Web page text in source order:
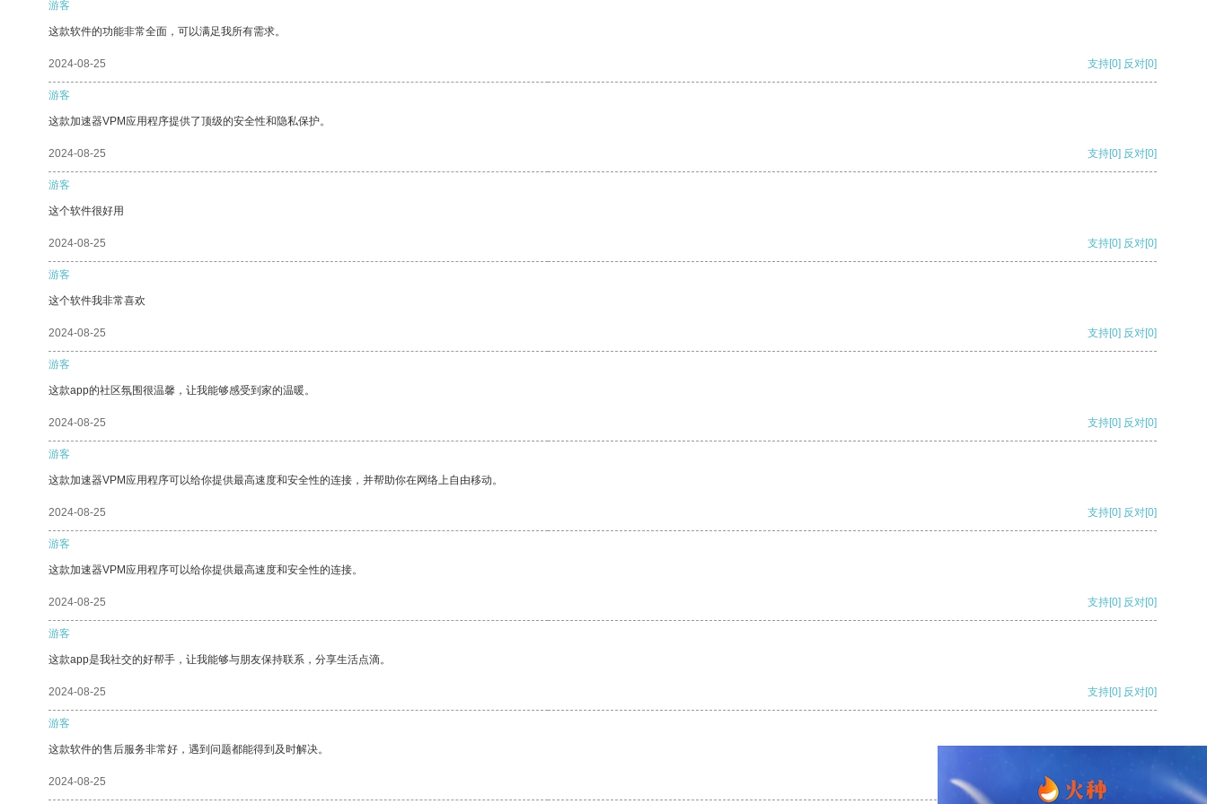
游客
这款软件的功能非常全面，可以满足我所有需求。
2024-08-25 支持[0] 反对[0]
游客
这款加速器VPM应用程序提供了顶级的安全性和隐私保护。
2024-08-25 支持[0] 反对[0]
游客
这个软件很好用
2024-08-25 支持[0] 反对[0]
游客
这个软件我非常喜欢
2024-08-25 支持[0] 反对[0]
游客
这款app的社区氛围很温馨，让我能够感受到家的温暖。
2024-08-25 支持[0] 反对[0]
游客
这款加速器VPM应用程序可以给你提供最高速度和安全性的连接，并帮助你在网络上自由移动。
2024-08-25 支持[0] 反对[0]
游客
这款加速器VPM应用程序可以给你提供最高速度和安全性的连接。
2024-08-25 支持[0] 反对[0]
游客
这款app是我社交的好帮手，让我能够与朋友保持联系，分享生活点滴。
2024-08-25 支持[0] 反对[0]
游客
这款软件的售后服务非常好，遇到问题都能得到及时解决。
2024-08-25 支持